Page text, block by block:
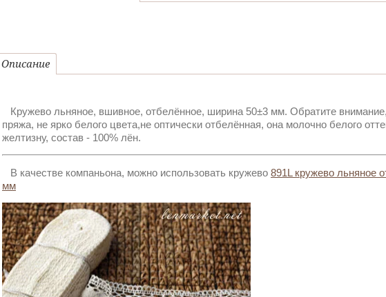
Описание
Кружево льняное, вшивное, отбелённое, ширина 50±3 мм. Обратите
пряжа, не ярко белого цвета,не оптически отбелённая, она молочно белого
желтизну, состав - 100% лён.
В качестве компаньона, можно использовать кружево 891L кружево льняное
мм